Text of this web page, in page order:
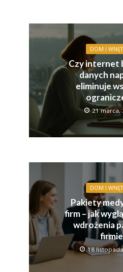
DOM I
Czy internet
danych
eliminuje
21 marca,
DOM I
Pakiety
firm – jak
wdrożenia
18